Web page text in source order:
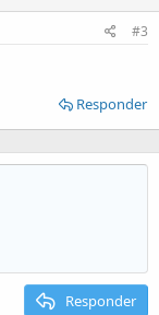
#3
Responder
Responder